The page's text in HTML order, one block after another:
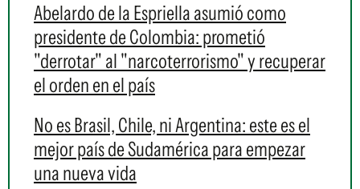
Abelardo de la Espriella asumió como
presidente de Colombia: prometió
"derrotar" al "narcoterrorismo" y recuperar
el orden en el país
No es Brasil, Chile, ni Argentina: este es el
mejor país de Sudamérica para empezar
una nueva vida